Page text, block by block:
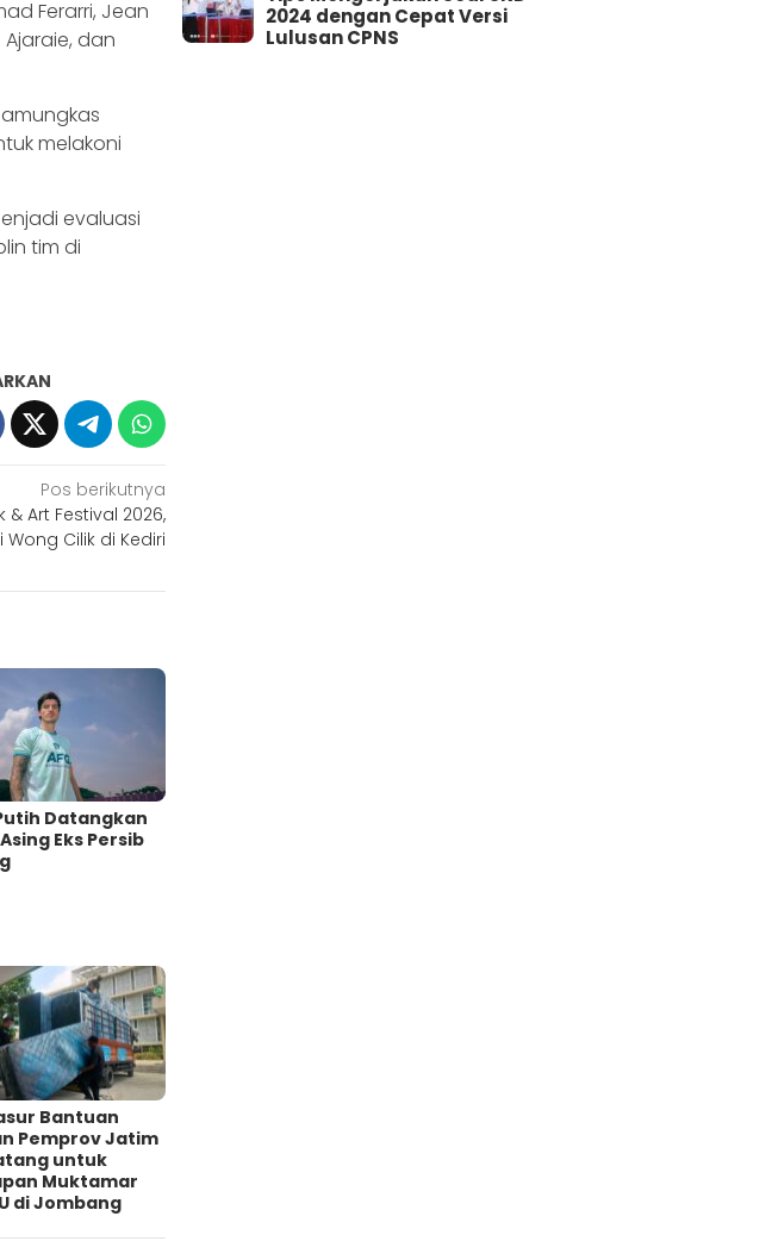
Ferarri, Jean
dan
melakoni
evaluasi
tim di
Pos berikutnya
Art Festival 2026,
Cilik di Kediri
Datangkan
Eks Persib
Bantuan
Pemprov Jatim
untuk
Muktamar
di Jombang
2024 dengan Cepat Versi
Lulusan CPNS